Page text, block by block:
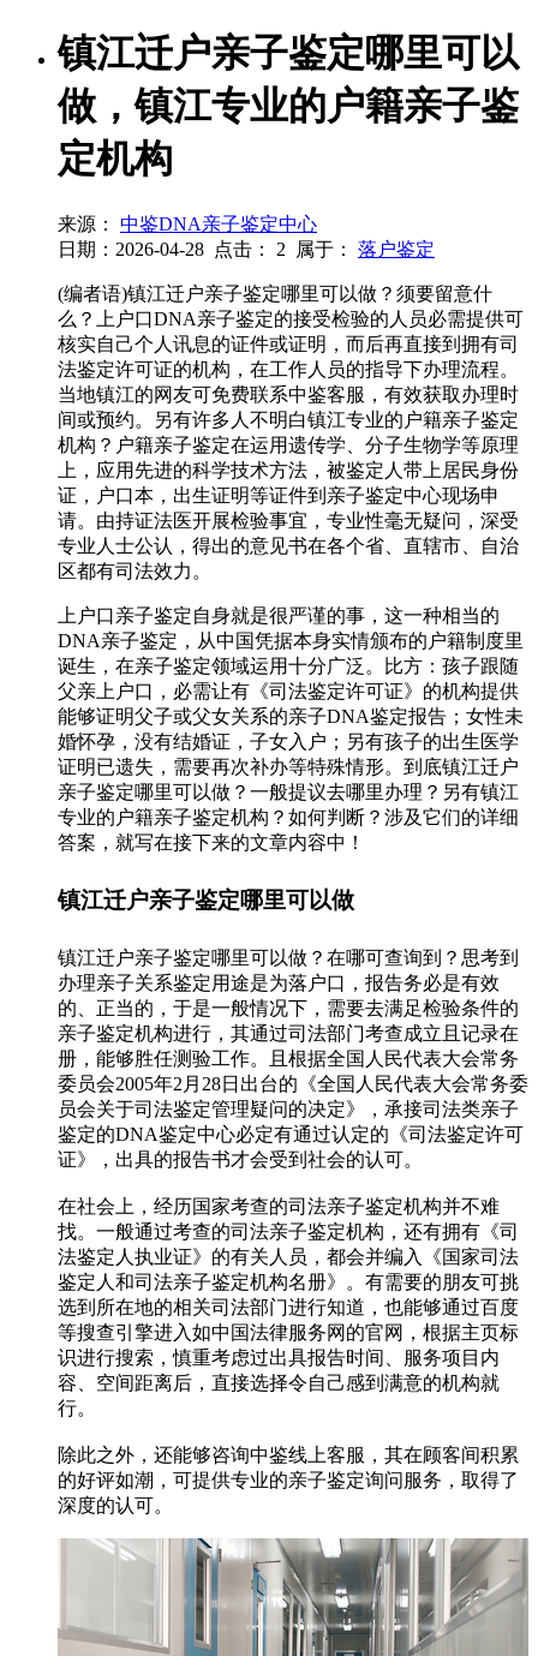
镇江迁户亲子鉴定哪里可以
做，镇江专业的户籍亲子鉴
定机构
来源：
中鉴DNA亲子鉴定中心
日期：2026-04-28 点击： 2 属于： 落户鉴定
(编者语)镇江迁户亲子鉴定哪里可以做？须要留意什
么？上户口DNA亲子鉴定的接受检验的人员必需提供可
核实自己个人讯息的证件或证明，而后再直接到拥有司
法鉴定许可证的机构，在工作人员的指导下办理流程。
当地镇江的网友可免费联系中鉴客服，有效获取办理时
间或预约。另有许多人不明白镇江专业的户籍亲子鉴定
机构？户籍亲子鉴定在运用遗传学、分子生物学等原理
上，应用先进的科学技术方法，被鉴定人带上居民身份
证，户口本，出生证明等证件到亲子鉴定中心现场申
请。由持证法医开展检验事宜，专业性毫无疑问，深受
专业人士公认，得出的意见书在各个省、直辖市、自治
区都有司法效力。
上户口亲子鉴定自身就是很严谨的事，这一种相当的
DNA亲子鉴定，从中国凭据本身实情颁布的户籍制度里
诞生，在亲子鉴定领域运用十分广泛。比方：孩子跟随
父亲上户口，必需让有《司法鉴定许可证》的机构提供
能够证明父子或父女关系的亲子DNA鉴定报告；女性未
婚怀孕，没有结婚证，子女入户；另有孩子的出生医学
证明已遗失，需要再次补办等特殊情形。到底镇江迁户
亲子鉴定哪里可以做？一般提议去哪里办理？另有镇江
专业的户籍亲子鉴定机构？如何判断？涉及它们的详细
答案，就写在接下来的文章内容中！
镇江迁户亲子鉴定哪里可以做
镇江迁户亲子鉴定哪里可以做？在哪可查询到？思考到
办理亲子关系鉴定用途是为落户口，报告务必是有效
的、正当的，于是一般情况下，需要去满足检验条件的
亲子鉴定机构进行，其通过司法部门考查成立且记录在
册，能够胜任测验工作。且根据全国人民代表大会常务
委员会2005年2月28日出台的《全国人民代表大会常务委
员会关于司法鉴定管理疑问的决定》，承接司法类亲子
鉴定的DNA鉴定中心必定有通过认定的《司法鉴定许可
证》，出具的报告书才会受到社会的认可。
在社会上，经历国家考查的司法亲子鉴定机构并不难
找。一般通过考查的司法亲子鉴定机构，还有拥有《司
法鉴定人执业证》的有关人员，都会并编入《国家司法
鉴定人和司法亲子鉴定机构名册》。有需要的朋友可挑
选到所在地的相关司法部门进行知道，也能够通过百度
等搜查引擎进入如中国法律服务网的官网，根据主页标
识进行搜索，慎重考虑过出具报告时间、服务项目内
容、空间距离后，直接选择令自己感到满意的机构就
行。
除此之外，还能够咨询中鉴线上客服，其在顾客间积累
的好评如潮，可提供专业的亲子鉴定询问服务，取得了
深度的认可。